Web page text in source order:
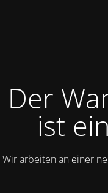
Der
ist
Wir arbeiten an einer